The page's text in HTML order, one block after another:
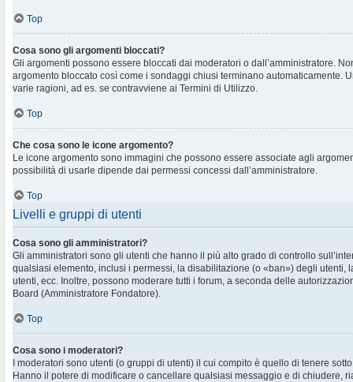
Top
Cosa sono gli argomenti bloccati?
Gli argomenti possono essere bloccati dai moderatori o dall’amministratore.
argomento bloccato così come i sondaggi chiusi terminano automaticamente.
varie ragioni, ad es. se contravviene ai Termini di Utilizzo.
Top
Che cosa sono le icone argomento?
Le icone argomento sono immagini che possono essere associate agli
possibilità di usarle dipende dai permessi concessi dall’amministratore.
Top
Livelli e gruppi di utenti
Cosa sono gli amministratori?
Gli amministratori sono gli utenti che hanno il più alto grado di controllo
qualsiasi elemento, inclusi i permessi, la disabilitazione (o «ban») degli utenti,
utenti, ecc. Inoltre, possono moderare tutti i forum, a seconda delle
Board (Amministratore Fondatore).
Top
Cosa sono i moderatori?
I moderatori sono utenti (o gruppi di utenti) il cui compito è quello di tenere
Hanno il potere di modificare o cancellare qualsiasi messaggio e di chiudere,